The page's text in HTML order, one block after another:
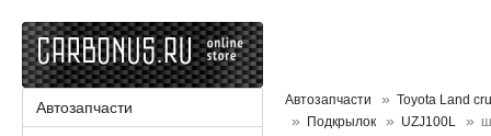
Автозапчасти
Toyota Land
Подкрылок
UZJ100L
Автозапчасти